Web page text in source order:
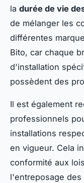
la durée de vie
de mélanger les
différentes
Bito, car chaque
d'installation
possèdent des
Il est également
professionnels
installations
en vigueur. Cela
conformité aux
l'entreposage des